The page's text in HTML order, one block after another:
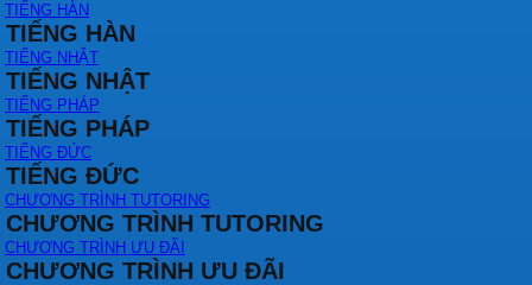
TIẾNG HÀN
TIẾNG HÀN
TIẾNG NHẬT
TIẾNG NHẬT
TIẾNG PHÁP
TIẾNG PHÁP
TIẾNG ĐỨC
TIẾNG ĐỨC
CHƯƠNG TRÌNH TUTORING
CHƯƠNG TRÌNH TUTORING
CHƯƠNG TRÌNH ƯU ĐÃI
CHƯƠNG TRÌNH ƯU ĐÃI